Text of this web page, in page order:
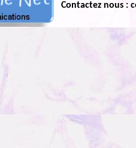
Contactez nous :